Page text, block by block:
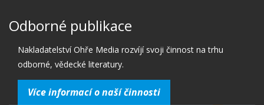
Odborné publikace
Nakladatelství Ohře Media rozvíjí svoji činnost na trhu
odborné, vědecké literatury.
Více informací o naší činnosti